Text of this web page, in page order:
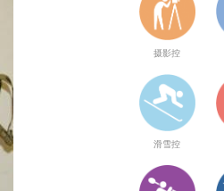
摄影控
滑雪控